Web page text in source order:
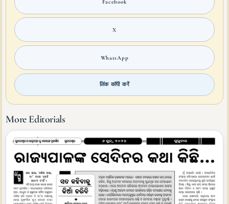
Facebook
X
WhatsApp
लिंक कॉपी करें
More Editorials